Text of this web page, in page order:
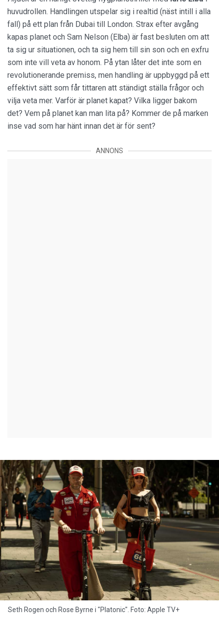
huvudrollen. Handlingen utspelar sig i realtid (näst intill i alla
fall) på ett plan från Dubai till London. Strax efter avgång
kapas planet och Sam Nelson (Elba) är fast besluten om att
ta sig ur situationen, och ta sig hem till sin son och en exfru
som inte vill veta av honom. På ytan låter det inte som en
revolutionerande premiss, men handling är uppbyggd på ett
effektivt sätt som får tittaren att ständigt ställa frågor och
vilja veta mer. Varför är planet kapat? Vilka ligger bakom
det? Vem på planet kan man lita på? Kommer de på marken
inse vad som har hänt innan det är för sent?
ANNONS
Seth Rogen och Rose Byrne i "Platonic". Foto: Apple TV+